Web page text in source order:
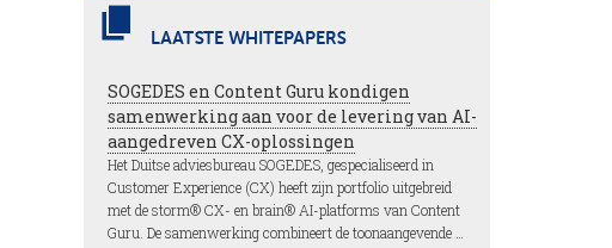
LAATSTE WHITEPAPERS
SOGEDES en Content Guru kondigen
samenwerking aan voor de levering van AI-
aangedreven CX-oplossingen
Het Duitse adviesbureau SOGEDES, gespecialiseerd in
Customer Experience (CX) heeft zijn portfolio uitgebreid
met de storm® CX- en brain® AI-platforms van Content
Guru. De samenwerking combineert de toonaangevende …